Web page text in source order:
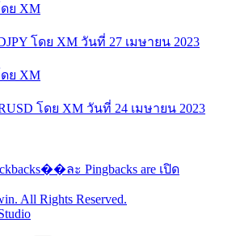
ดย XM
โดย XM วันที่ 27 เมษายน 2023
ดย XM
โดย XM วันที่ 24 เมษายน 2023
ละ Pingbacks are เปิด
All Rights Reserved.